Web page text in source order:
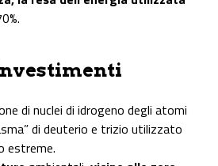
di nuclei di idrogeno degli atomi
di deuterio e trizio utilizzato
estreme.